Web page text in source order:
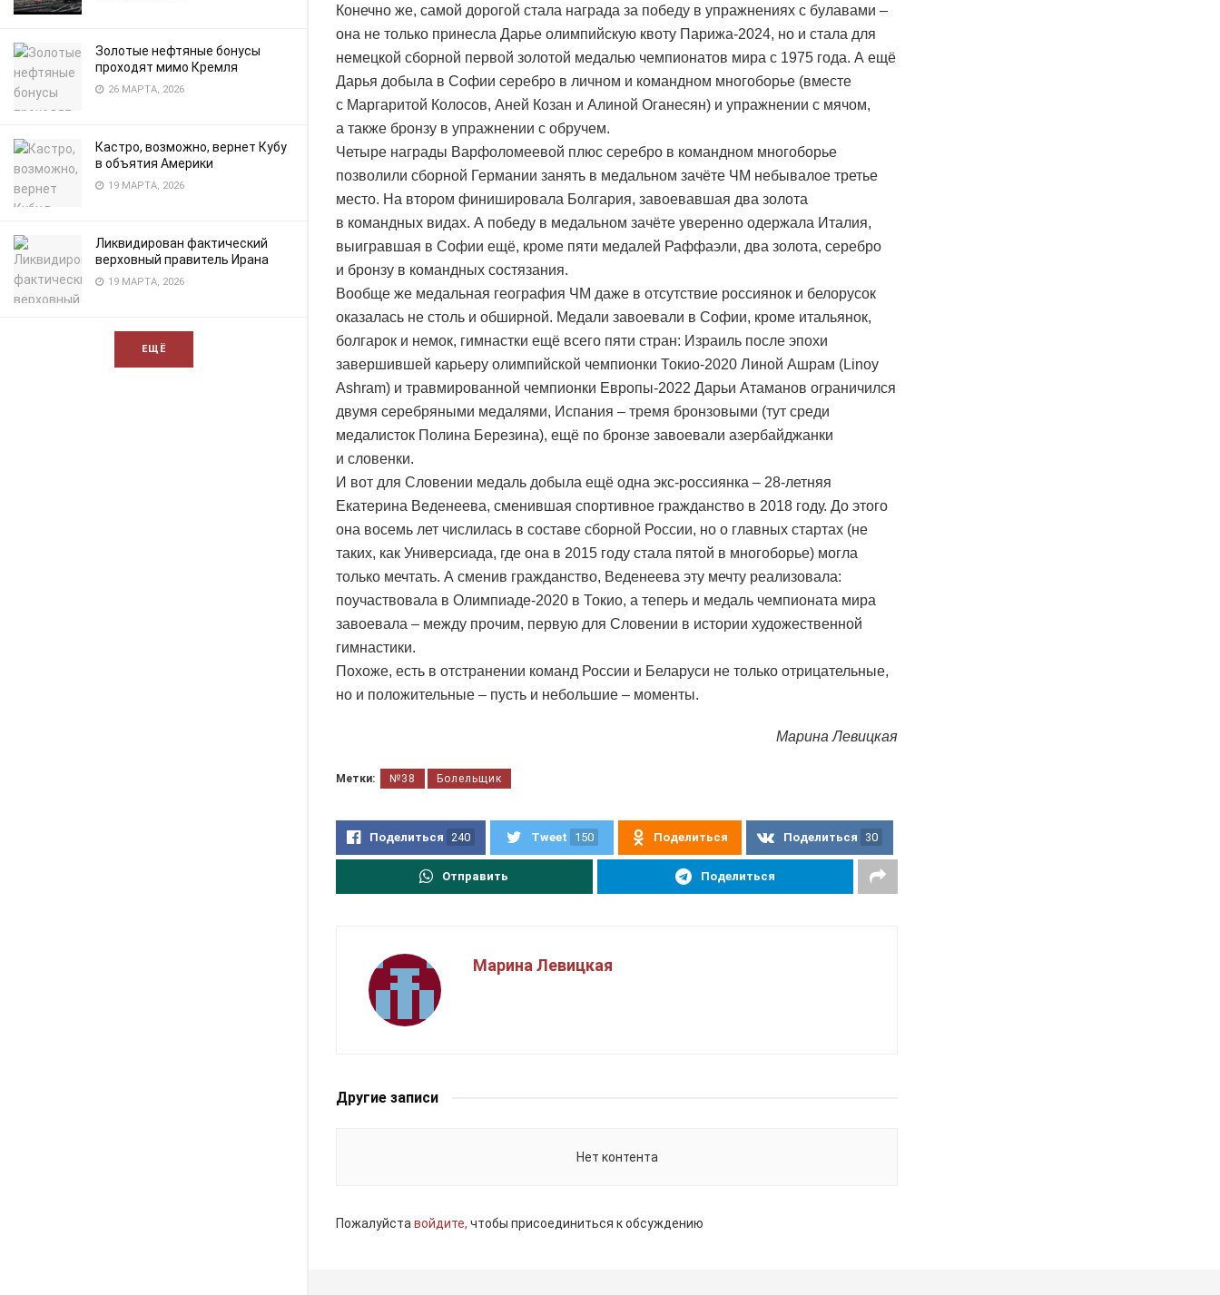
Золотые нефтяные бонусы
проходят мимо Кремля
26 МАРТА, 2026
Кастро, возможно, вернет Кубу
в объятия Америки
19 МАРТА, 2026
Ликвидирован фактический
верховный правитель Ирана
19 МАРТА, 2026
ЕЩЁ
Конечно же, самой дорогой стала награда за победу в упражнениях с булавами –
она не только принесла Дарье олимпийскую квоту Парижа-2024, но и стала для
немецкой сборной первой золотой медалью чемпионатов мира с 1975 года. А ещё
Дарья добыла в Софии серебро в личном и командном многоборье (вместе
с Маргаритой Колосов, Аней Козан и Алиной Оганесян) и упражнении с мячом,
а также бронзу в упражнении с обручем.
Четыре награды Варфоломеевой плюс серебро в командном многоборье
позволили сборной Германии занять в медальном зачёте ЧМ небывалое третье
место. На втором финишировала Болгария, завоевавшая два золота
в командных видах. А победу в медальном зачёте уверенно одержала Италия,
выигравшая в Софии ещё, кроме пяти медалей Раффаэли, два золота, серебро
и бронзу в командных состязания.
Вообще же медальная география ЧМ даже в отсутствие россиянок и белорусок
оказалась не столь и обширной. Медали завоевали в Софии, кроме итальянок,
болгарок и немок, гимнастки ещё всего пяти стран: Израиль после эпохи
завершившей карьеру олимпийской чемпионки Токио-2020 Линой Ашрам (Linoy
Ashram) и травмированной чемпионки Европы-2022 Дарьи Атаманов ограничился
двумя серебряными медалями, Испания – тремя бронзовыми (тут среди
медалисток Полина Березина), ещё по бронзе завоевали азербайджанки
и словенки.
И вот для Словении медаль добыла ещё одна экс-россиянка – 28-летняя
Екатерина Веденеева, сменившая спортивное гражданство в 2018 году. До этого
она восемь лет числилась в составе сборной России, но о главных стартах (не
таких, как Универсиада, где она в 2015 году стала пятой в многоборье) могла
только мечтать. А сменив гражданство, Веденеева эту мечту реализовала:
поучаствовала в Олимпиаде-2020 в Токио, а теперь и медаль чемпионата мира
завоевала – между прочим, первую для Словении в истории художественной
гимнастики.
Похоже, есть в отстранении команд России и Беларуси не только отрицательные,
но и положительные – пусть и небольшие – моменты.
Марина Левицкая
Метки: №38 Болельщик
Поделиться 240 Tweet 150 Поделиться Поделиться 30
Отправить Поделиться
Марина Левицкая
Другие записи
Нет контента
Пожалуйста войдите, чтобы присоединиться к обсуждению